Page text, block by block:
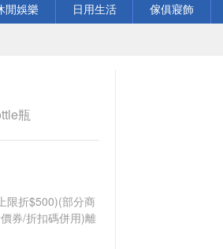
閒娛樂
日用生活 傢俱寢飾
瓶
限折$500)(部分商
券/折扣碼併用)離